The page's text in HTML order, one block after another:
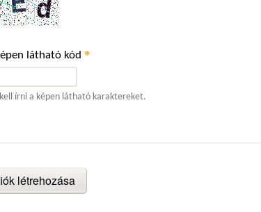
látható kód *
írni a képen látható karaktereket.